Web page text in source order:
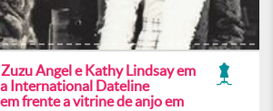
Angel e Kathy Lindsay em
International Dateline
frente a vitrine de anjo em